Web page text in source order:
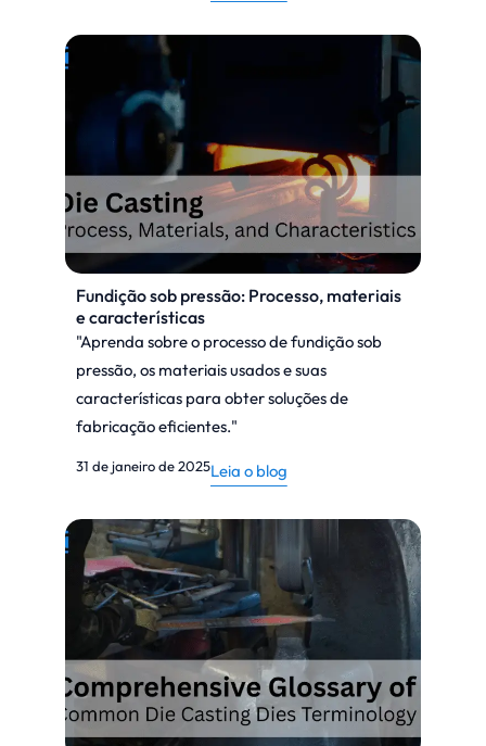
Fundição sob pressão: Processo, materiais
e características
"Aprenda sobre o processo de fundição sob
pressão, os materiais usados e suas
características para obter soluções de
fabricação eficientes."
31 de janeiro de 2025Leia o blog